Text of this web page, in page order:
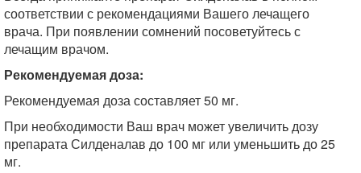
соответствии с рекомендациями Вашего лечащего
врача. При появлении сомнений посоветуйтесь с
лечащим врачом.
Рекомендуемая доза:
Рекомендуемая доза составляет 50 мг.
При необходимости Ваш врач может увеличить дозу
препарата Силденалав до 100 мг или уменьшить до 25
мг.